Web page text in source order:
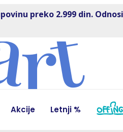
preko 2.999 din.
Akcije Letnji %